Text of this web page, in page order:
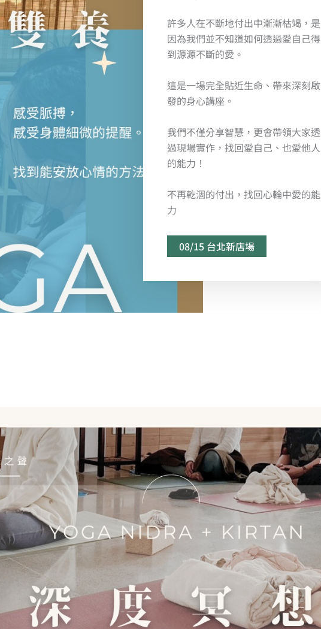
許多人在不斷地付出中漸漸枯竭，是
因為我們並不知道如何透過愛自己得
到源源不斷的愛。
這是一場完全貼近生命、帶來深刻啟
發的身心講座。
我們不僅分享智慧，更會帶領大家透
過現場實作，找回愛自己、也愛他人
的能力！
不再乾涸的付出，找回心輪中愛的能
力
08/15 台北新店場